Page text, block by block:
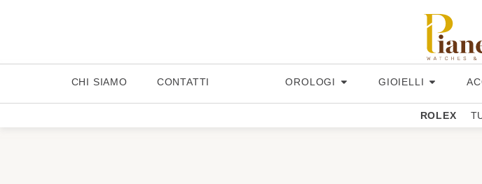
CHI SIAMO CONTATTI OROLOGI GIOIELLI
ROLEX